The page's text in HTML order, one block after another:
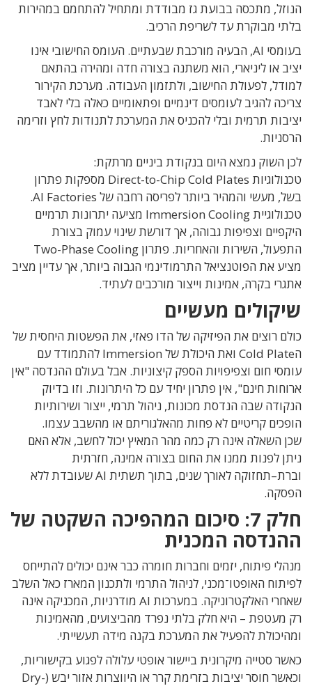
הנוזל, מתכסה בבועת גז מבודדת ומתחיל להתחמם במהירות
בלתי מבוקרת עד לשריפת הרכיב.
בעומסי AI, הבעיה מורכבת שבעתיים. העומס החישובי אינו
יציב או ליניארי, הוא משתנה בצורה חדה ומהירה בהתאם
למודל, לפעולת החישוב, ולתזמון העבודה. מערכת הקירור
צריכה להגיב לעומסים דינמיים ופתאומיים כאלה בלי לאבד
יציבות תרמית ובלי להכניס את המערכת לתנודות לחץ וזרימה
הרסניות.
לכן השוק נמצא היום בנקודת ביניים מרתקת:
טכנולוגיות Direct-to-Chip Cold Plates מספקות
פתרון
בשל, מעשי והמהיר ביותר לפריסה רחבה של
AI Factories.
טכנולוגייתImmersion Cooling מציעה יתרונות תרמיים
היקפיים וצפיפות גבוהה, אך דורשת שינוי עמוק בצורת
התפעול, השירות והאחריות. פתרון Two-Phase Cooling
מציע את הפוטנציאל התרמודינמי הגבוה ביותר, אך עדיין מציב
אתגרי בקרה, אמינות וייצור מורכבים לעתיד.
שיקולים מעשיים
כולם רוצים את הפיזיקה של הדו פאזי, את הפשטות היחסית של
הCold Plate ואת היכולת של Immersion להתמודד עם
עומסי חום וצפיפויות הספק קיצוניות. אבל בעולם ההנדסה "אין
ארוחות חינם", אין פתרון יחיד עם כל היתרונות. וזו בדיוק
הנקודה שבה הנדסת מכונות, ניהול תרמי, ייצור ושירותיות
הופכים קריטיים לא פחות מהאלגוריתם או מהשבב עצמו.
שכן השאלה אינה רק כמה מהר המאיץ יכול לחשב, אלא האם
ניתן לפנות ממנו את החום בצורה אמינה, חזרתית
וברת–תחזוקה לאורך שנים, בתוך תשתית AIשעובדת ללא
הפסקה.
חלק 7: סיכום המהפיכה השקטה של
ההנדסה המכנית
מנהלי פיתוח, יזמים וחברות חומרה כבר אינם יכולים להתייחס
לפיתוח האופטו־מכני, לניהול התרמי ולתכנון המארז כאל השלב
שאחרי האלקטרוניקה. במערכות AI מודרניות, המכניקה אינה
רק מעטפת – היא חלק בלתי נפרד מהביצועים, מהאמינות
ומהיכולת להפעיל את המערכת בקנה מידה תעשייתי.
כאשר סטייה מיקרונית ביישור אופטי עלולה לפגוע בקישוריות,
וכאשר חוסר יציבות בזרימת קרר או היווצרות אזור יבש (Dry-